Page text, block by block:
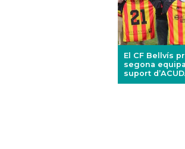
El CF Bellvís
segona
suport